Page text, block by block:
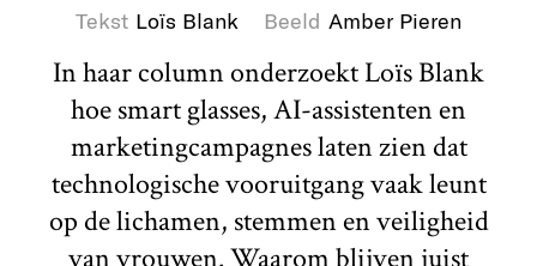
Tekst Loïs Blank Beeld Amber Pieren
In haar column onderzoekt Loïs Blank
hoe smart glasses, AI-assistenten en
marketingcampagnes laten zien dat
technologische vooruitgang vaak leunt
op de lichamen, stemmen en veiligheid
van vrouwen. Waarom blijven juist